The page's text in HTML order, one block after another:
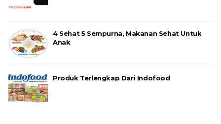
4 Sehat 5 Sempurna, Makanan Sehat Untuk
Anak
Produk Terlengkap Dari Indofood